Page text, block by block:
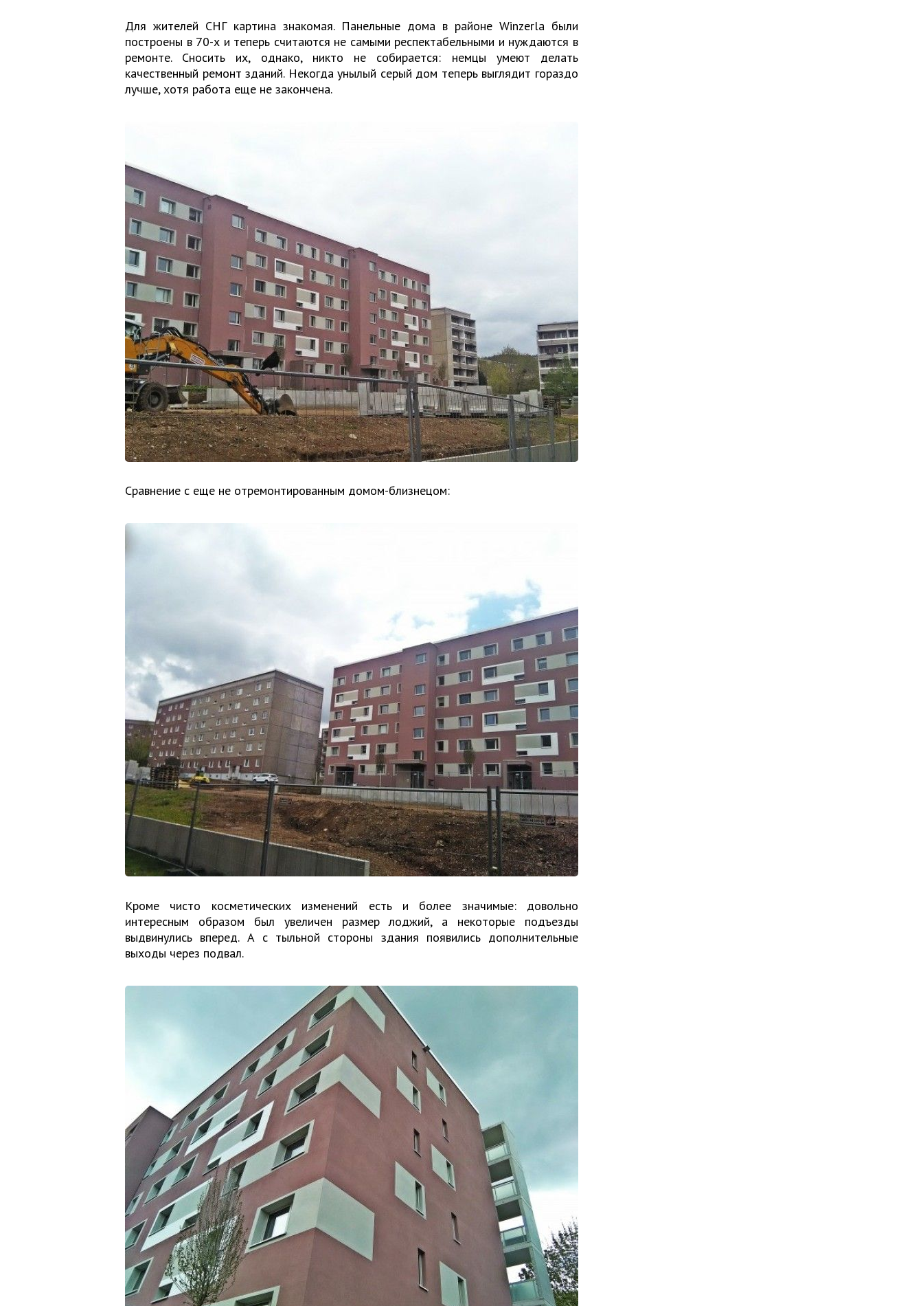
Для жителей СНГ картина знакомая. Панельные дома в районе Winzerla были
построены в 70-х и теперь считаются не самыми респектабельными и нуждаются в
ремонте. Сносить их, однако, никто не собирается: немцы умеют делать
качественный ремонт зданий. Некогда унылый серый дом теперь выглядит гораздо
лучше, хотя работа еще не закончена.
Сравнение с еще не отремонтированным домом-близнецом:
Кроме чисто косметических изменений есть и более значимые: довольно
интересным образом был увеличен размер лоджий, а некоторые подъезды
выдвинулись вперед. А с тыльной стороны здания появились дополнительные
выходы через подвал.